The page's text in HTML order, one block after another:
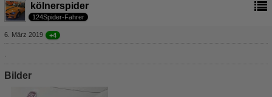
kölnerspider
124Spider-Fahrer
6. März 2019 +4
.
Bilder